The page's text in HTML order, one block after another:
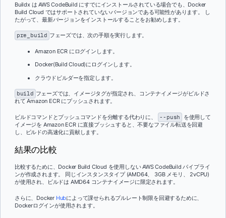
Buildx は AWS CodeBuild にすでにインストールされている場合でも、Docker
Build Cloud ではサポートされていないバージョンである可能性があります。 し
たがって、最新バージョンをインストールすることをお勧めします。
pre_build フェーズでは、次の手順を実行します。
Amazon ECR にログインします。
Docker(Build Cloud)にログインします。
クラウドビルダーを指定します。
build フェーズでは、イメージタグが指定され、コンテナイメージがビルドさ
れて Amazon ECR にプッシュされます。
ビルドコマンドとプッシュコマンドを分離する代わりに、 --push
を使用して
イメージを Amazon ECR に直接プッシュすると、不要なファイル転送を回避
し、ビルドの高速化に貢献します。
結果の比較
比較するために、Docker Build Cloud を使用しない AWS CodeBuild パイプライ
ンが作成されます。 同じインスタンスタイプ (AMD64、 3GB メモリ、 2vCPU)
が使用され、ビルドは AMD64 コンテナイメージに限定されます。
さらに、Docker Hubによって課せられるプルレート制限を回避するために、
Dockerログインが使用されます。